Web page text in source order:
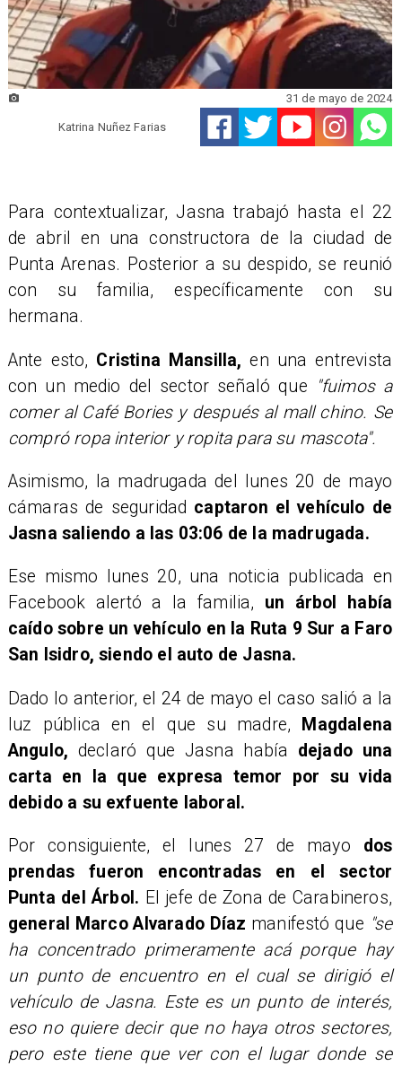
Katrina Nuñez Farias
31 de mayo de 2024
Para contextualizar, Jasna trabajó hasta el 22
de abril en una constructora de la ciudad de
Punta Arenas. Posterior a su despido, se reunió
con su familia, específicamente con su
hermana.
Ante esto, Cristina Mansilla,en una entrevista
con un medio del sector señaló que
"fuimos a
comer al Café Bories y después al mall chino. Se
compró ropa interior y ropita para su mascota".
Asimismo, la madrugada del lunes 20 de mayo
cámaras de seguridad captaron el vehículo de
Jasna saliendo a las 03:06 de la madrugada.
Ese mismo lunes 20, una noticia publicada en
Facebook alertó a la familia, un árbol había
caído sobre un vehículo en la Ruta 9 Sur a Faro
San Isidro, siendo el auto de Jasna.
Dado lo anterior, el 24 de mayo el caso salió a la
luz pública en el que su madre,
Magdalena
Angulo, declaró que Jasna había dejado una
carta en la que expresa temor por su vida
debido a su exfuente laboral.
Por consiguiente, el lunes 27 de mayo dos
prendas fueron encontradas en el sector
Punta del Árbol. El jefe de Zona de Carabineros,
general Marco Alvarado Díaz manifestó que "se
ha concentrado primeramente acá porque hay
un punto de encuentro en el cual se dirigió el
vehículo de Jasna. Este es un punto de interés,
eso no quiere decir que no haya otros sectores,
pero este tiene que ver con el lugar donde se